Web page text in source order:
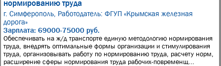
нормированию труда
г. Симферополь, Работодатель: ФГУП «Крымская железная
дорога»
Зарплата: 69000-75000 руб.
Обеспечивать на ж/д транспорте единую методологию нормирования
труда, внедрять оптимальные формы организации и стимулирования
труда, организовывать работу по нормированию труда, расчету норм,
расширение сферы нормирования труда рабочих-повременщ...